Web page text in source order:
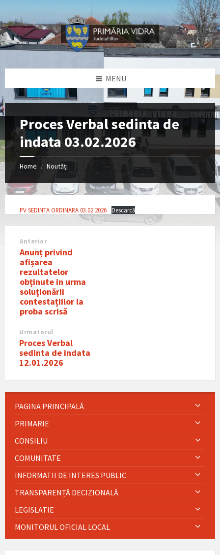
content
left
sidebar
right
sidebar
footer
MENU
Proces Verbal sedinta de
indata 03.02.2026
Home / Noutăți
PV SEDINTA ORDINARA 03.02.2026 Descarcă
Anterior
Anunț privind
afișarea
rezultatelor
obținute in urma
soluționării
contestațiilor la
proba scrisă
Urmatorul
Proces Verbal
sedinta de indata
12.01.2026
PAGINA PRINCIPALĂ
PRIMARIE
CONSILIU
COMUNITATE
INFORMATII DE INTERES PUBLIC
TRANSPARENȚĂ DECIZIONALĂ
LEGISLATIE
MONITORUL OFICIAL LOCAL